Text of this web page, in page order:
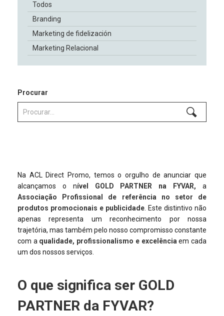
Na ACL Direct Promo, temos o orgulho de anunciar que
alcançamos o nível GOLD PARTNER na FYVAR,a
Associação Profissional de referência no setor de
produtos promocionais e publicidade. Este distintivo não
apenas representa um reconhecimento por nossa
trajetória, mas também pelo nosso compromisso constante
com a qualidade, profissionalismo e excelênciaem cada
um dos nossos serviços.
O que significa ser GOLD
PARTNER da FYVAR?
Todos
Branding
Marketing de fidelización
Marketing Relacional
Procurar